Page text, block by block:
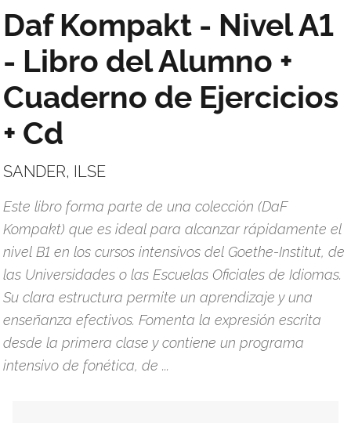
Daf Kompakt - Nivel A1
- Libro del Alumno +
Cuaderno de Ejercicios
+ Cd
SANDER, ILSE
Este libro forma parte de una colección (DaF
Kompakt) que es ideal para alcanzar rápidamente el
nivel B1 en los cursos intensivos del Goethe-Institut, de
las Universidades o las Escuelas Oficiales de Idiomas.
Su clara estructura permite un aprendizaje y una
enseñanza efectivos. Fomenta la expresión escrita
desde la primera clase y contiene un programa
intensivo de fonética, de ...